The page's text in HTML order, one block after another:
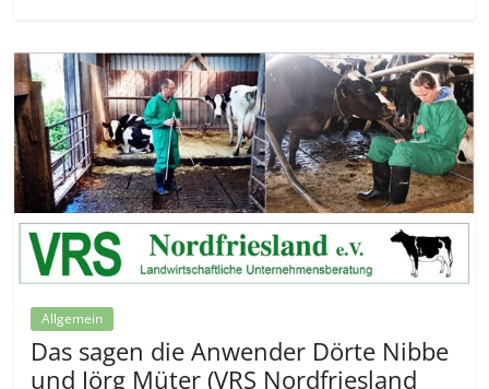
Allgemein
Das sagen die Anwender Dörte Nibbe
und Jörg Müter (VRS Nordfriesland